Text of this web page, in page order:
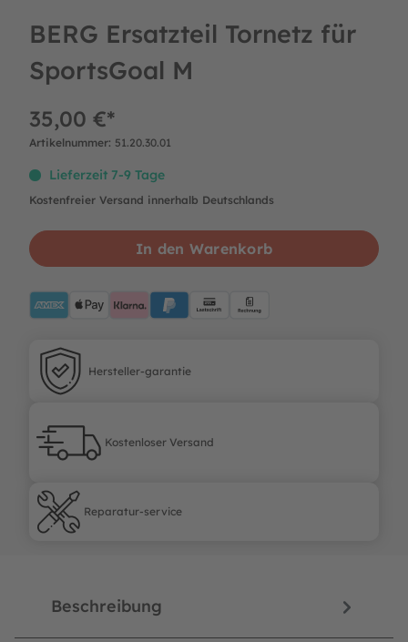
BERG Ersatzteil Tornetz für
SportsGoal M
35,00 €*
Artikelnummer: 51.20.30.01
Lieferzeit 7-9 Tage
Kostenfreier Versand innerhalb Deutschlands
In den Warenkorb
ApplePayKlarna PayPalBlueLastschrift
Hersteller-garantie
Hersteller-garantie
Kostenloser Versand
Kostenloser Versand
Reparatur-service
Reparatur-service
Beschreibung